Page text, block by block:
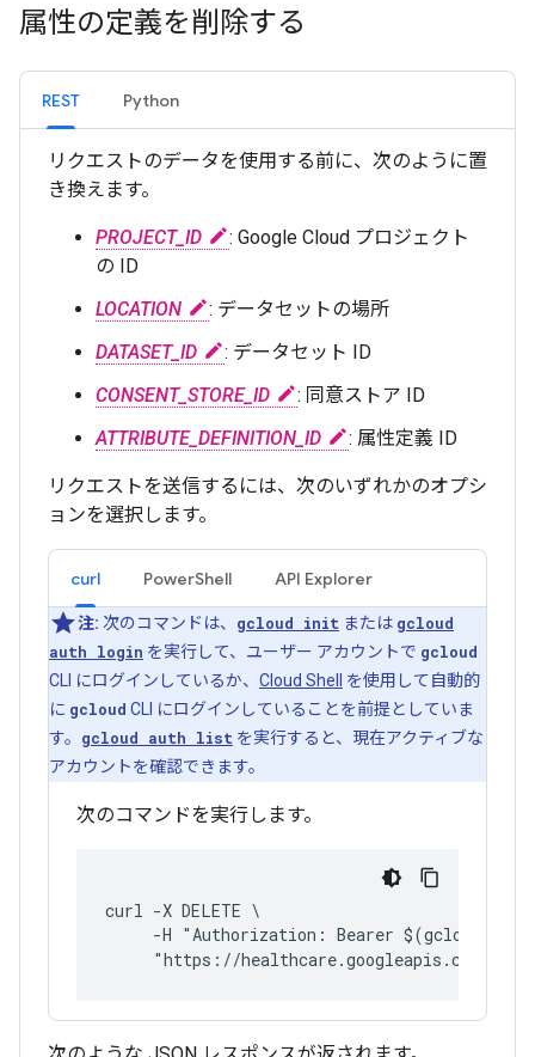
属性の定義を削除する
REST Python
リクエストのデータを使用する前に、次のように置
き換えます。
PROJECT_ID
: Google Cloud プロジェクト
の ID
LOCATION
: データセットの場所
DATASET_ID
: データセット ID
CONSENT_STORE_ID
: 同意ストア ID
ATTRIBUTE_DEFINITION_ID
: 属性定義 ID
リクエストを送信するには、次のいずれかのオプシ
ョンを選択します。
curl PowerShell API Explorer
注: 次のコマンドは、 gcloud init または gcloud
auth login を実行して、ユーザー アカウントで gcloud
CLI にログインしているか、 Cloud Shell
を使用して自動的
に gcloud CLI にログインしていることを前提としていま
す。 gcloud auth list を実行すると、現在アクティブな
アカウントを確認できます。
次のコマンドを実行します。
curl -X DELETE \
-H "Authorization: Bearer $(gcloud
"https://healthcare.googleapis.com/v1/